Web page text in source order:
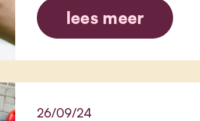
lees meer
26/09/24